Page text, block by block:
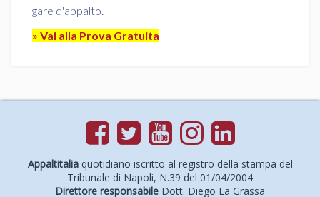
gare d'appalto.
» Vai alla Prova Gratuita
Appaltitaliaquotidiano iscritto al registro della stampa del
Tribunale di Napoli, N.39 del 01/04/2004
Direttore responsabile Dott. Diego La Grassa